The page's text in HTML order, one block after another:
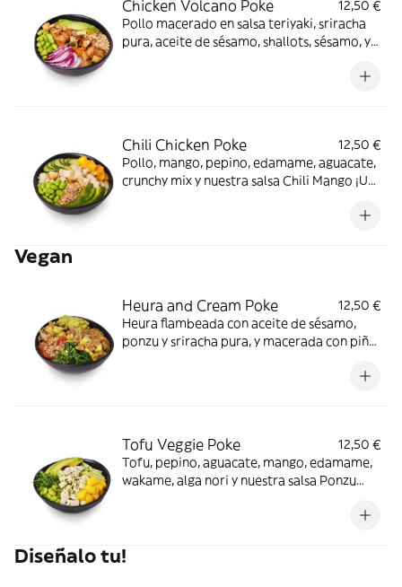
Chicken Volcano Poke
12,50 €
Pollo macerado en salsa teriyaki, sriracha
pura, aceite de sésamo, shallots, sésamo, y
Chili Chicken Poke
12,50 €
Pollo, mango, pepino, edamame, aguacate,
crunchy mix y nuestra salsa Chili Mango ¡Un
Vegan
Heura and Cream Poke
12,50 €
Heura flambeada con aceite de sésamo,
ponzu y sriracha pura, y macerada con piña
Tofu Veggie Poke
12,50 €
Tofu, pepino, aguacate, mango, edamame,
wakame, alga nori y nuestra salsa Ponzu
Diseñalo tu!